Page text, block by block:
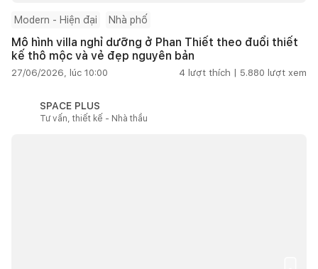
Modern - Hiện đại Nhà phố
Mô hình villa nghỉ dưỡng ở Phan Thiết theo đuổi thiết
kế thô mộc và vẻ đẹp nguyên bản
27/06/2026, lúc 10:00 4 lượt thích | 5.880 lượt xem
SPACE PLUS
Tư vấn, thiết kế - Nhà thầu